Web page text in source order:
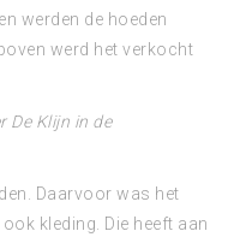
werden de hoeden
werd het verkocht
De Klijn in de
Daarvoor was het
kleding. Die heeft aan